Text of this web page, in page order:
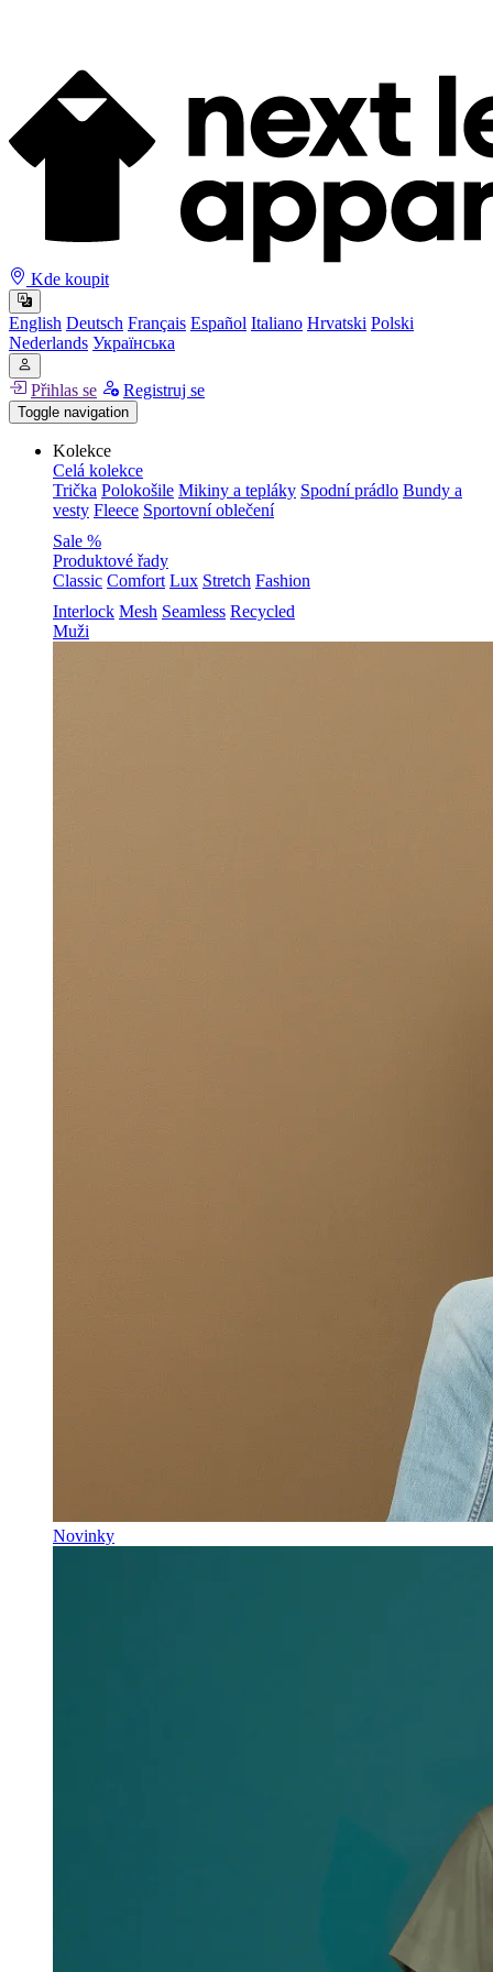
Kde koupit
English Deutsch Français Español Italiano Hrvatski Polski
Nederlands Українська
Přihlas se Registruj se
Toggle navigation
Kolekce
Celá kolekce
Trička Polokošile Mikiny a tepláky Spodní prádlo Bundy a
vesty Fleece Sportovní oblečení
Sale %
Produktové řady
Classic Comfort Lux Stretch Fashion
Interlock Mesh Seamless Recycled
Muži
Novinky